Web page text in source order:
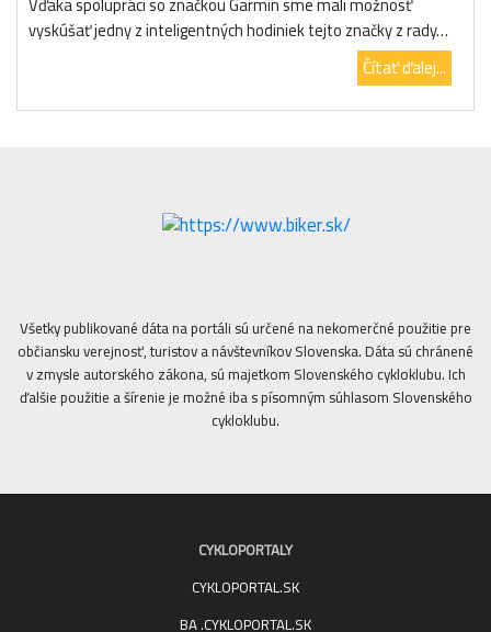
vyskúšať jedny z inteligentných hodiniek tejto značky z rady…
Čítať ďalej...
Všetky publikované dáta na portáli sú určené na nekomerčné použitie pre
občiansku verejnosť, turistov a návštevníkov Slovenska. Dáta sú chránené
v zmysle autorského zákona, sú majetkom Slovenského cykloklubu. Ich
ďalšie použitie a šírenie je možné iba s písomným súhlasom Slovenského
cykloklubu.
CYKLOPORTALY
CYKLOPORTAL.SK
BA .CYKLOPORTAL.SK